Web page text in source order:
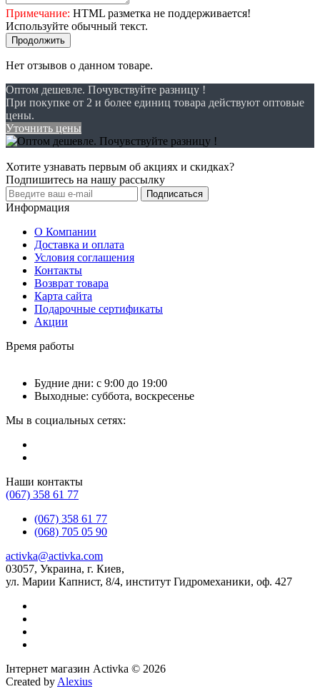
Примечание: HTML разметка не поддерживается!
Используйте обычный текст.
Продолжить
Нет отзывов о данном товаре.
Оптом дешевле. Почувствуйте разницу !
При покупке от 2 и более единиц товара действуют оптовые
цены.
Уточнить цены
Хотите узнавать первым об акциях и скидках?
Подпишитесь на нашу рассылку
Подписаться
Информация
О Компании
Доставка и оплата
Условия соглашения
Контакты
Возврат товара
Карта сайта
Подарочные сертификаты
Акции
Время работы
Будние дни: с 9:00 до 19:00
Выходные: суббота, воскресенье
Мы в социальных сетях:
Наши контакты
(067) 358 61 77
(067) 358 61 77
(068) 705 05 90
activka@activka.com
03057, Украина, г. Киев,
ул. Марии Капнист, 8/4, институт Гидромеханики, оф. 427
Інтернет магазин Activka © 2026
Created by Alexius